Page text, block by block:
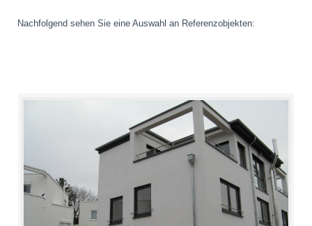
Nachfolgend sehen Sie eine Auswahl an Referenzobjekten: